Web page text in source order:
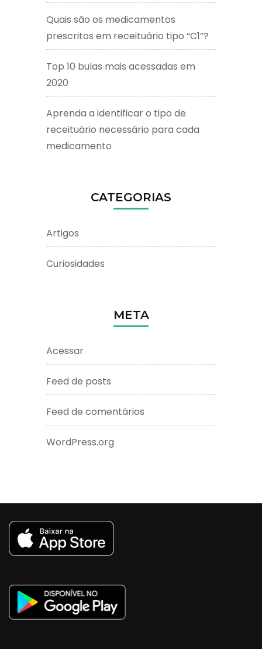
Quais são os medicamentos
prescritos em receituário tipo “C1”?
Top 10 bulas mais acessadas em
2020
Aprenda a identificar o tipo de
receituário necessário para cada
medicamento
CATEGORIAS
Artigos
Curiosidades
META
Acessar
Feed de posts
Feed de comentários
WordPress.org